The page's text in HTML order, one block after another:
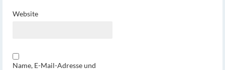
Website
Name, E-Mail-Adresse und